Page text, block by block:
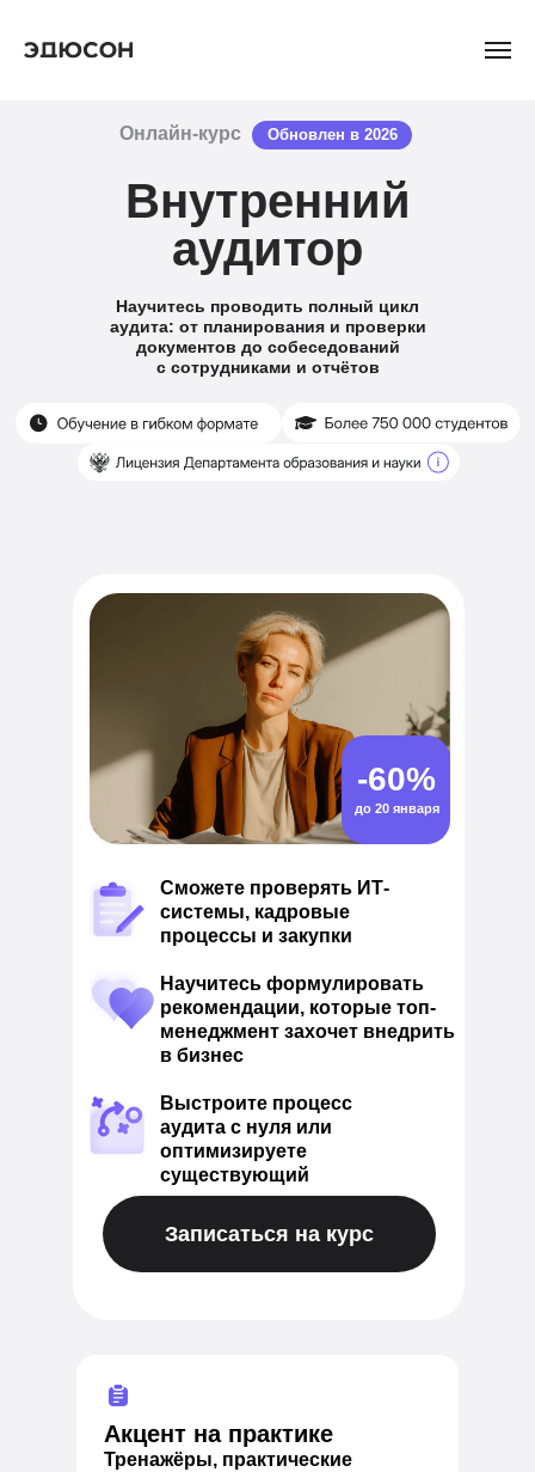
Научитесь проводить полный цикл
аудита: от планирования и проверки
документов до собеседований
с сотрудниками и отчётов
Внутренний
аудитор
Онлайн-курс Обновлен в 2026
Выстроите процесс
аудита с нуля или
оптимизируете
существующий
Научитесь формулировать
рекомендации, которые топ-
менеджмент захочет внедрить
в бизнес
Сможете проверять ИТ-
системы, кадровые
процессы и закупки
-60%
до 20 января
Записаться на курс
Акцент на практике
Тренажёры, практические